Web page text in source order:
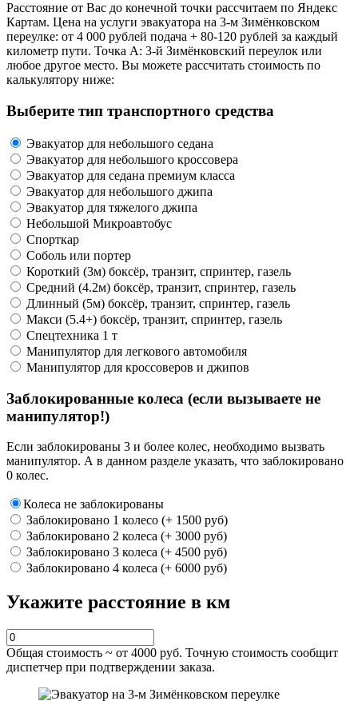
Расстояние от Вас до конечной точки рассчитаем по Яндекс
Картам. Цена на услуги эвакуатора на 3-м Зимёнковском
переулке: от 4 000 рублей подача + 80-120 рублей за каждый
километр пути. Точка А: 3-й Зимёнковский переулок или
любое другое место. Вы можете рассчитать стоимость по
калькулятору ниже:
Выберите тип транспортного средства
Эвакуатор для небольшого седана
Эвакуатор для небольшого кроссовера
Эвакуатор для седана премиум класса
Эвакуатор для небольшого джипа
Эвакуатор для тяжелого джипа
Небольшой Микроавтобус
Спорткар
Соболь или портер
Короткий (3м) боксёр, транзит, спринтер, газель
Средний (4.2м) боксёр, транзит, спринтер, газель
Длинный (5м) боксёр, транзит, спринтер, газель
Макси (5.4+) боксёр, транзит, спринтер, газель
Спецтехника 1 т
Манипулятор для легкового автомобиля
Манипулятор для кроссоверов и джипов
Заблокированные колеса (если вызываете не
манипулятор!)
Если заблокированы 3 и более колес, необходимо вызвать
манипулятор. А в данном разделе указать, что заблокировано
0 колес.
Колеса не заблокированы
Заблокировано 1 колесо (+ 1500 руб)
Заблокировано 2 колеса (+ 3000 руб)
Заблокировано 3 колеса (+ 4500 руб)
Заблокировано 4 колеса (+ 6000 руб)
Укажите расстояние в км
Общая стоимость ~ от 4000 руб. Точную стоимость сообщит
диспетчер при подтверждении заказа.